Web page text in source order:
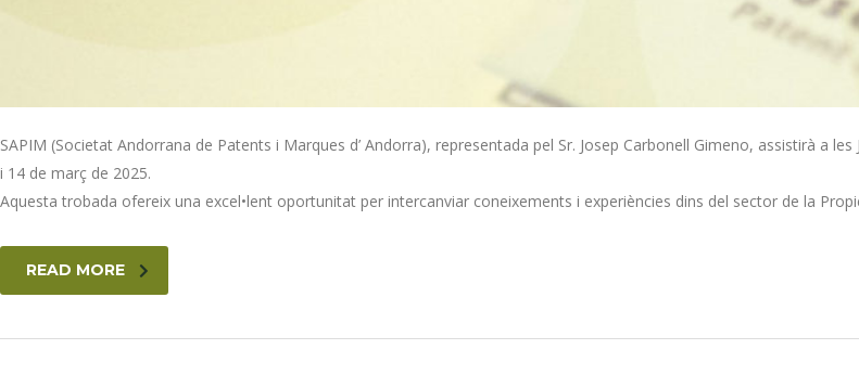
SAPIM (Societat Andorrana de Patents i Marques d’ Andorra), representada pel Sr. Josep Carbonell Gimeno, assistirà a
i 14 de març de 2025.
Aquesta trobada ofereix una excel•lent oportunitat per intercanviar coneixements i experiències dins del sector de la
READ MORE